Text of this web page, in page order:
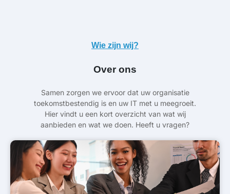
Wie zijn wij?
Over ons
Samen zorgen we ervoor dat uw organisatie
toekomstbestendig is en uw IT met u meegroeit.
Hier vindt u een kort overzicht van wat wij
aanbieden en wat we doen. Heeft u vragen?